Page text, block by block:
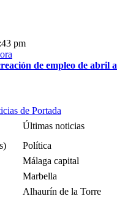
pm
de empleo de abril a
de Portada
Últimas noticias
Política
Málaga capital
Marbella
Alhaurín de la Torre